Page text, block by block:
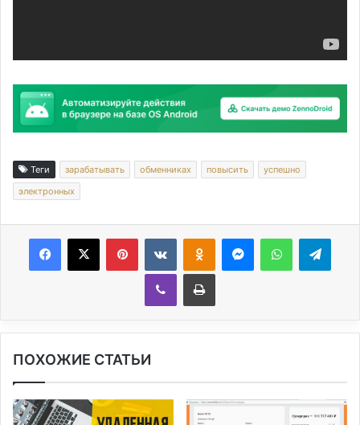
Теги зарабатывать обменниках повысить
успешно
электронных
ПОХОЖИЕ СТАТЬИ